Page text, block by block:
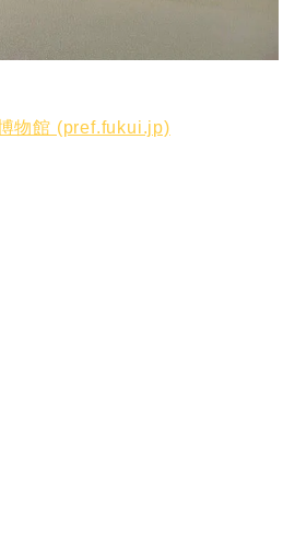
物館 (pref.fukui.jp)